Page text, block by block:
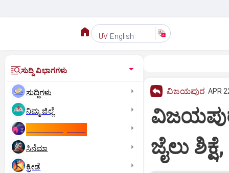
UV English
ಸುದ್ದಿ ವಿಭಾಗಗಳು
ಸುದ್ದಿಗಳು
ನಿಮ್ಮ ಜಿಲ್ಲೆ
ಸಿನೆಮಾ
ಕ್ರೀಡೆ
ವಿಜಯಪುರ APR
ಜೈಲು